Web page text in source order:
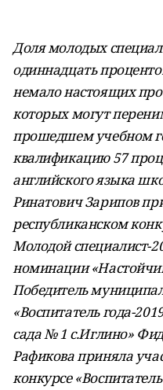
Доля молодых
одиннадцать
немало настоящих
которых могут
прошедшем учебном
квалификацию 57
английского языка
Ринатович Зарипов
республиканском
Молодой специалист-
номинации
Победитель
«Воспитатель года-
сада № 1 с.Иглино»
Рафикова приняла
конкурсе